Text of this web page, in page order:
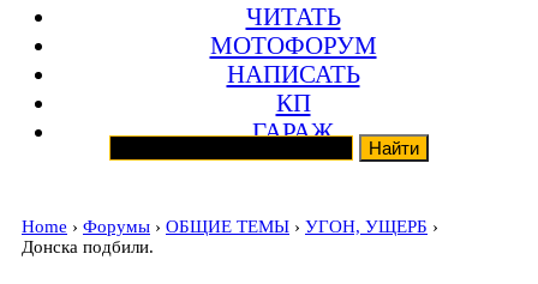
ЧИТАТЬ
МОТОФОРУМ
НАПИСАТЬ
КП
ГАРАЖ
Home › Форумы › ОБЩИЕ ТЕМЫ › УГОН, УЩЕРБ ›
Донска подбили.